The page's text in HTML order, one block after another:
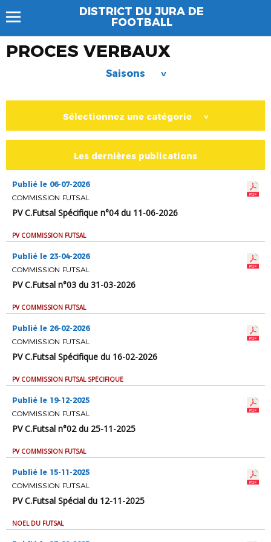
DISTRICT DU JURA DE
FOOTBALL
PROCES VERBAUX
Saisons >
Sélectionnez une catégorie >
Les dernières publications
Publié le 06-07-2026
COMMISSION FUTSAL
PV C.Futsal Spécifique n°04 du 11-06-2026
PV COMMISSION FUTSAL
Publié le 23-04-2026
COMMISSION FUTSAL
PV C.Futsal n°03 du 31-03-2026
PV COMMISSION FUTSAL
Publié le 26-02-2026
COMMISSION FUTSAL
PV C.Futsal Spécifique du 16-02-2026
PV COMMISSION FUTSAL SPÉCIFIQUE
Publié le 19-12-2025
COMMISSION FUTSAL
PV C.Futsal n°02 du 25-11-2025
PV COMMISSION FUTSAL
Publié le 15-11-2025
COMMISSION FUTSAL
PV C.Futsal Spécial du 12-11-2025
NOEL DU FUTSAL